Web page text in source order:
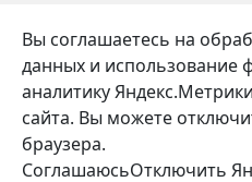
Вы соглашаетесь на
данных и использование
аналитику
сайта. Вы можете
браузера.
СоглашаюсьОтключить